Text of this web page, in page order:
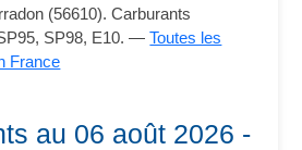
(56610). Carburants
SP98, E10. —Toutes les
France
au 06 août 2026 -